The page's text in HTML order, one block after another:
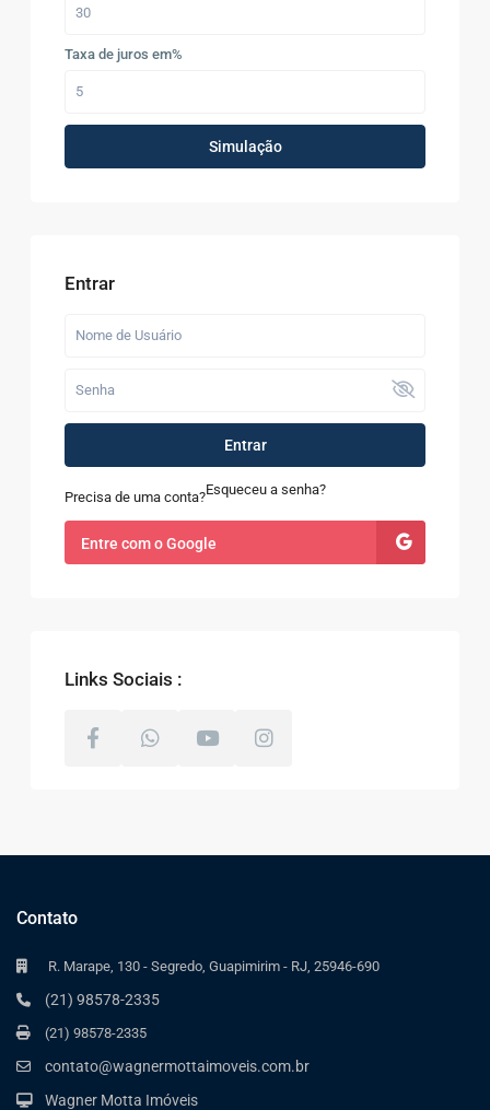
Taxa de juros em%
Simulação
Entrar
Entrar
Precisa de uma conta?Esqueceu a senha?
Entre com o Google
Links Sociais :
Contato
R. Marape, 130 - Segredo, Guapimirim - RJ, 25946-690
(21) 98578-2335
(21) 98578-2335
contato@wagnermottaimoveis.com.br
Wagner Motta Imóveis